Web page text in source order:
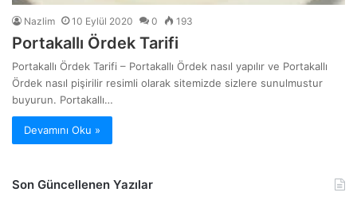
Nazlim 10 Eylül 2020 0 193
Portakallı Ördek Tarifi
Portakallı Ördek Tarifi – Portakallı Ördek nasıl yapılır ve Portakallı
Ördek nasıl pişirilir resimli olarak sitemizde sizlere sunulmustur
buyurun. Portakallı…
Devamını Oku »
Son Güncellenen Yazılar